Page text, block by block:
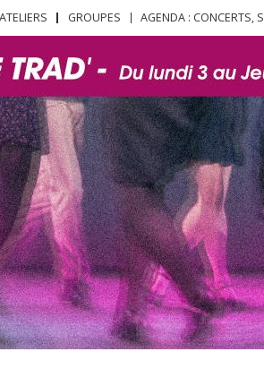
Aller au
ATELIERS GROUPES AGENDA : CONCERTS,